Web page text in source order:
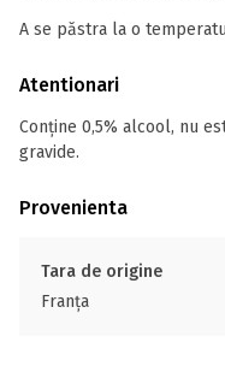
A se păstra la o
Atentionari
Conține 0,5% alcool, nu
gravide.
Provenienta
Tara de origine
Franţa